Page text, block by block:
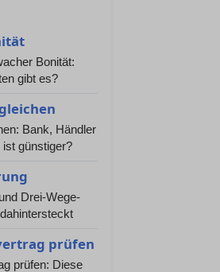
Bonität:
gibt es?
Bank, Händler
günstiger?
Drei-Wege-
prüfen
prüfen: Diese